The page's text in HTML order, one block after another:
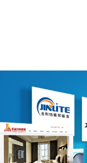
H5响应式网站建设方案
防伪防窜货系统
外贸多语言网站建设方